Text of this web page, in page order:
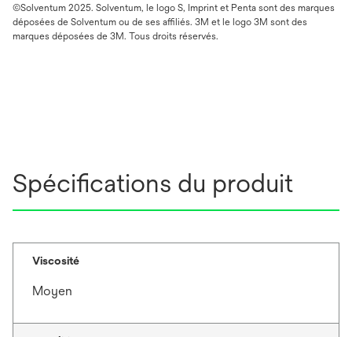
©Solventum 2025. Solventum, le logo S, Imprint et Penta sont des marques
déposées de Solventum ou de ses affiliés. 3M et le logo 3M sont des
marques déposées de 3M. Tous droits réservés.
Spécifications du produit
Viscosité
Moyen